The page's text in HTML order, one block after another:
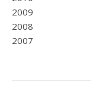
2009
2008
2007